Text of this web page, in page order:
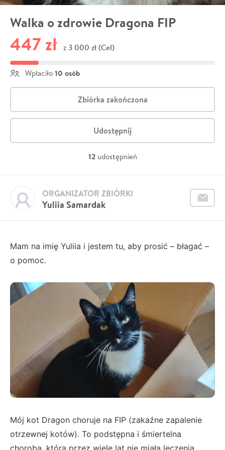
Walka o zdrowie Dragona FIP
447 zł z 3 000 zł (Cel)
Wpłaciło 10 osób
Zbiórka zakończona
Udostępnij
12 udostępnień
Yuliia Samardak
ORGANIZATOR ZBIÓRKI
Mam na imię Yuliia i jestem tu, aby prosić – błagać –
o pomoc.
Mój kot Dragon choruje na FIP (zakaźne zapalenie
otrzewnej kotów). To podstępna i śmiertelna